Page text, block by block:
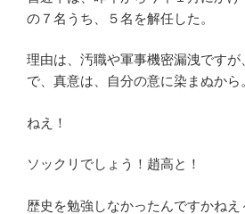
の７名うち、５名を解任した。
理由は、汚職や軍事機密漏洩ですが
で、真意は、自分の意に染まぬから
ねえ！
ソックリでしょう！趙高と！
歴史を勉強しなかったんですかねえ